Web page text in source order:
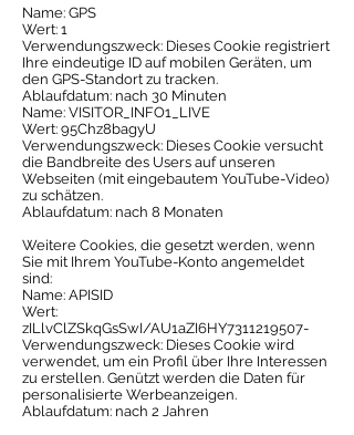
Name: GPS
Wert: 1
Verwendungszweck: Dieses Cookie registriert
Ihre eindeutige ID auf mobilen Geräten, um
den GPS-Standort zu tracken.
Ablaufdatum: nach 30 Minuten
Name: VISITOR_INFO1_LIVE
Wert: 95Chz8bagyU
Verwendungszweck: Dieses Cookie versucht
die Bandbreite des Users auf unseren
Webseiten (mit eingebautem YouTube-Video)
zu schätzen.
Ablaufdatum: nach 8 Monaten
Weitere Cookies, die gesetzt werden, wenn
Sie mit Ihrem YouTube-Konto angemeldet
sind:
Name: APISID
Wert:
zILlvClZSkqGsSwI/AU1aZI6HY7311219507-
Verwendungszweck: Dieses Cookie wird
verwendet, um ein Profil über Ihre Interessen
zu erstellen. Genützt werden die Daten für
personalisierte Werbeanzeigen.
Ablaufdatum: nach 2 Jahren